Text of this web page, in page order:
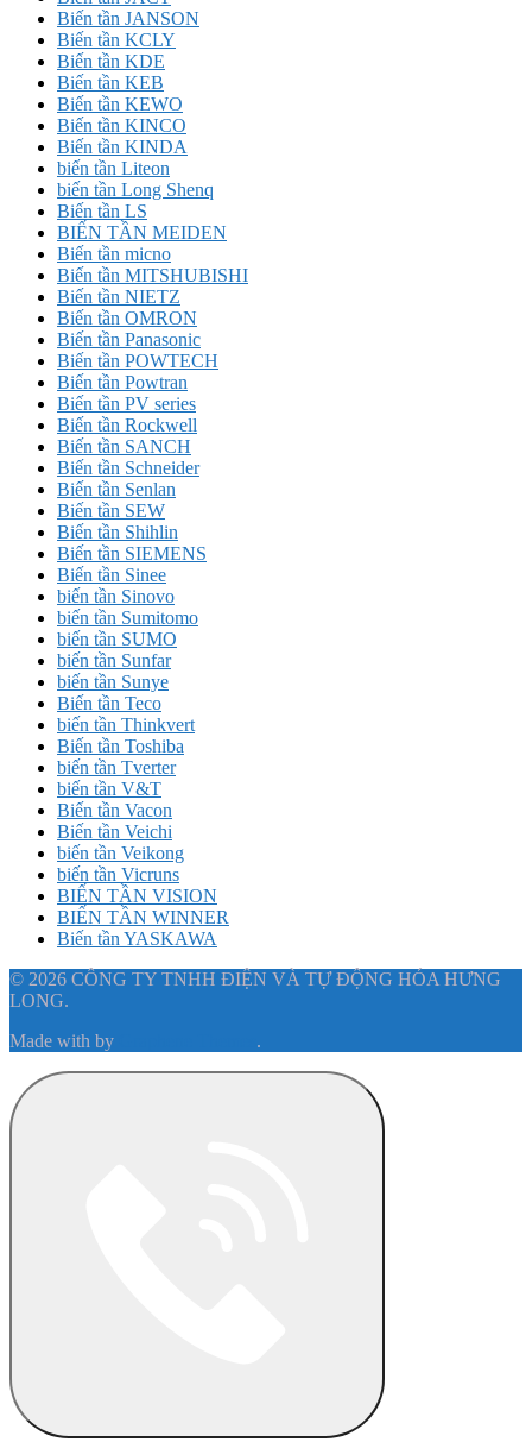
Biến tần JANSON
Biến tần KCLY
Biến tần KDE
Biến tần KEB
Biến tần KEWO
Biến tần KINCO
Biến tần KINDA
biến tần Liteon
biến tần Long Shenq
Biến tần LS
BIẾN TẦN MEIDEN
Biến tần micno
Biến tần MITSHUBISHI
Biến tần NIETZ
Biến tần OMRON
Biến tần Panasonic
Biến tần POWTECH
Biến tần Powtran
Biến tần PV series
Biến tần Rockwell
Biến tần SANCH
Biến tần Schneider
Biến tần Senlan
Biến tần SEW
Biến tần Shihlin
Biến tần SIEMENS
Biến tần Sinee
biến tần Sinovo
biến tần Sumitomo
biến tần SUMO
biến tần Sunfar
biến tần Sunye
Biến tần Teco
biến tần Thinkvert
Biến tần Toshiba
biến tần Tverter
biến tần V&T
Biến tần Vacon
Biến tần Veichi
biến tần Veikong
biến tần Vicruns
BIẾN TẦN VISION
BIẾN TẦN WINNER
Biến tần YASKAWA
© 2026 CÔNG TY TNHH ĐIỆN VÀ TỰ ĐỘNG HÓA HƯNG
LONG.
Made with by .